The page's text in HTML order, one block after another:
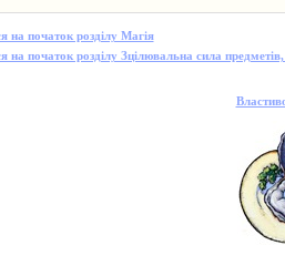
на початок розділу Магія
на початок розділу Зцілювальна сила предметів,